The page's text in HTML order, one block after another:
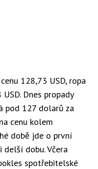
128,73 USD, ropa
Dnes propady
pod 127 dolarů za
cenu kolem
době jde o první
dobu. Včera
spotřebitelské